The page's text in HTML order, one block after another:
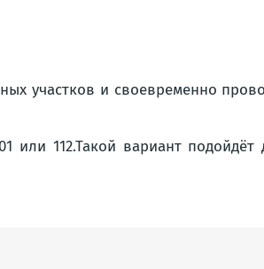
участков и своевременно
или 112.Такой вариант